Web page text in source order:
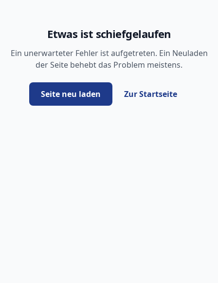
Etwas ist schiefgelaufen
Ein unerwarteter Fehler ist aufgetreten. Ein Neuladen
der Seite behebt das Problem meistens.
Seite neu laden Zur Startseite